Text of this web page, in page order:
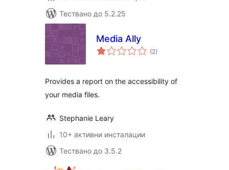
Тествано до 5.2.25
Media Ally
(2общо
оценки
)
Provides a report on the accessibility of
your media files.
Stephanie Leary
10+ активни инсталации
Тествано до 3.5.2